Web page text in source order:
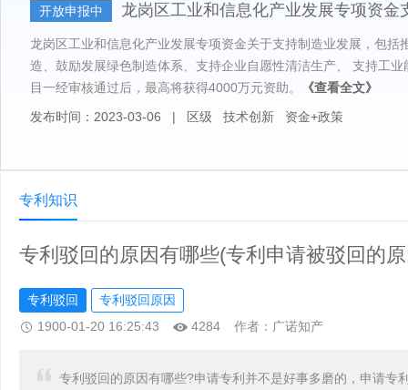
开放申报中 龙岗区工业和信息化产业发展专项资金
龙岗区工业和信息化产业发展专项资金关于支持制造业发展，包
造、鼓励发展绿色制造体系、支持企业自愿性清洁生产、 支持工
目一经审核通过后，最高将获得4000万元资助。
《查看全文》
发布时间：2023-03-06
| 区级 技术创新 资金+政策
专利知识
专利驳回的原因有哪些(专利申请被驳回的
专利驳回
专利驳回原因
作者：广诺知产
1900-01-20 16:25:43 4284
专利驳回的原因有哪些?申请专利并不是好事多磨的，申请专